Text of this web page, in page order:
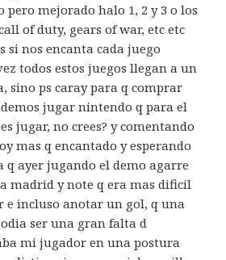
pero mejorado halo 1, 2 y 3 o los
of duty, gears of war, etc etc
si nos encanta cada juego
todos estos juegos llegan a un
sino ps caray para q comprar
jugar nintendo q para el
jugar, no crees? y comentando
mas q encantado y esperando
q ayer jugando el demo agarre
madrid y note q era mas dificil
e incluso anotar un gol, q una
ser una gran falta d
mi jugador en una postura